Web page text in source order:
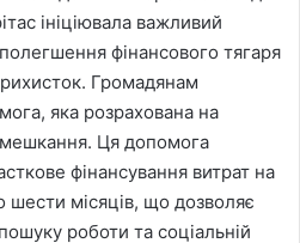
ініціювала важливий
фінансового тягаря
Громадянам
яка розрахована на
Ця допомога
фінансування витрат на
місяців, що дозволяє
роботи та соціальній